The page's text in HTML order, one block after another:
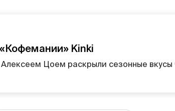
Kinki
Цоем раскрыли сезонные вкусы